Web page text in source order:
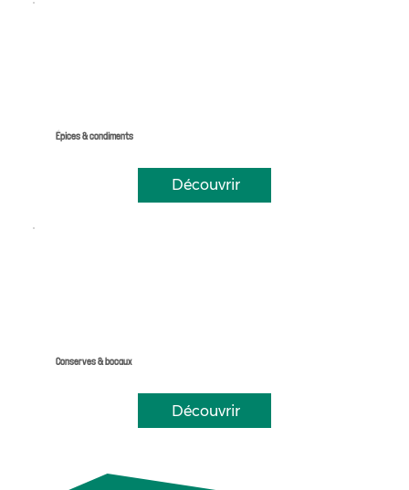
Épices & condiments
Découvrir
Conserves & bocaux
Découvrir